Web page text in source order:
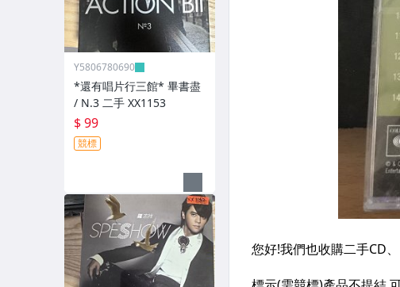
Y5806780690
*還有唱片行三館* 畢書盡
/ N.3 二手 XX1153
$ 99
競標